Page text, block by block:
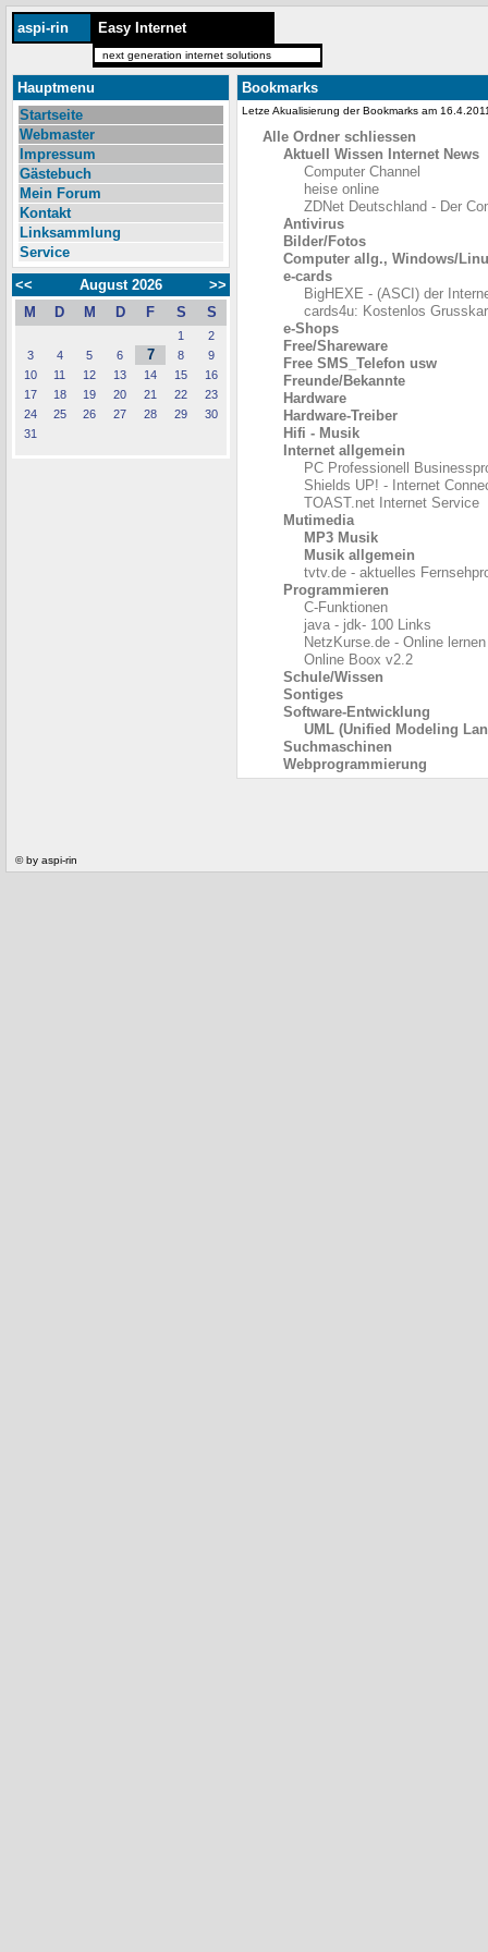
aspi-rin Easy Internet
next generation internet solutions
Hauptmenu
Startseite
Webmaster
Impressum
Gästebuch
Mein Forum
Kontakt
Linksammlung
Service
<<
August 2026
>>
M
D M D F S S
1
2
3
4 5 6 7 8
9
10
11 12 13 14 15
16
17
18 19 20 21 22
23
24
25 26 27 28 29
30
31
Bookmarks
Letze Akualisierung der Bookmarks am
Alle Ordner schliessen
Aktuell Wissen Internet News
Computer Channel
heise online
ZDNet Deutschland - Der
Antivirus
Bilder/Fotos
Computer allg., Windows/
e-cards
BigHEXE - (ASCI) der
cards4u: Kostenlos
e-Shops
Free/Shareware
Free SMS_Telefon usw
Freunde/Bekannte
Hardware
Hardware-Treiber
Hifi - Musik
Internet allgemein
PC Professionell
Shields UP! - Internet
TOAST.net Internet Service
Mutimedia
MP3 Musik
Musik allgemein
tvtv.de - aktuelles
Programmieren
C-Funktionen
java - jdk- 100 Links
NetzKurse.de - Online
Online Boox v2.2
Schule/Wissen
Sontiges
Software-Entwicklung
UML (Unified Modeling
Suchmaschinen
Webprogrammierung
© by aspi-rin